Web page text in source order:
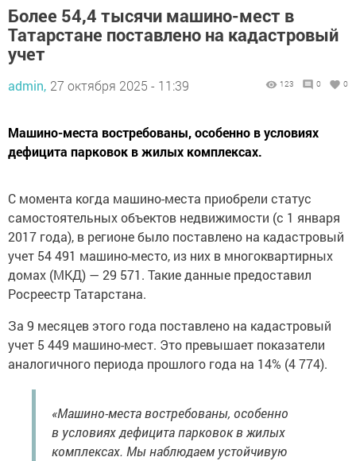
Более 54,4 тысячи машино-мест в
Татарстане поставлено на кадастровый
учет
admin, 27 октября 2025 - 11:39 123 0 0
Машино-места востребованы, особенно в условиях
дефицита парковок в жилых комплексах.
С момента когда машино-места приобрели статус
самостоятельных объектов недвижимости (с 1 января
2017 года), в регионе было поставлено на кадастровый
учет 54 491 машино-место, из них в многоквартирных
домах (МКД) — 29 571. Такие данные предоставил
Росреестр Татарстана.
За 9 месяцев этого года поставлено на кадастровый
учет 5 449 машино-мест. Это превышает показатели
аналогичного периода прошлого года на 14% (4 774).
«Машино-места востребованы, особенно
в условиях дефицита парковок в жилых
комплексах. Мы наблюдаем устойчивую